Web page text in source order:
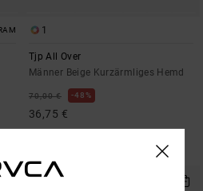
1
Tjp All Over
Männer Beige Kurzärmliges Hemd
70,00 € 48%
36,75 €